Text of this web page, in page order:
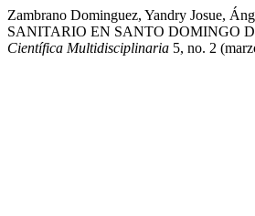
Zambrano Dominguez, Yandry Josue,
SANITARIO EN SANTO DOMINGO
Científica Multidisciplinaria 5, no. 2